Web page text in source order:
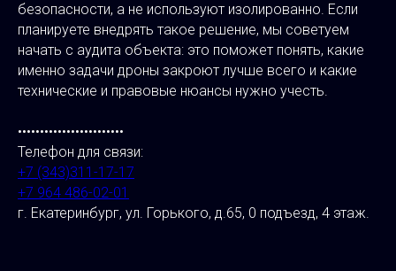
безопасности, а не используют изолированно. Если
планируете внедрять такое решение, мы советуем
начать с аудита объекта: это поможет понять, какие
именно задачи дроны закроют лучше всего и какие
технические и правовые нюансы нужно учесть.
••••••••••••••••••••••••
Телефон для связи:
+7 (343)311-17-17
+7 964 486-02-01
г. Екатеринбург, ул. Горького, д.65, 0 подъезд, 4 этаж.